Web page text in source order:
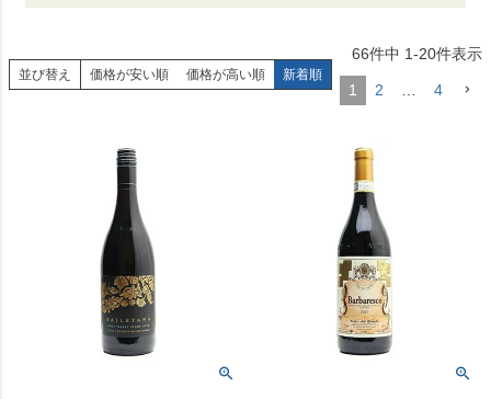
並び替え 価格が安い順 価格が高い順 新着順
66件中 1-20件表示
1 2 4